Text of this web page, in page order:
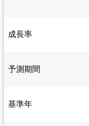
成長率
予測期間
基準年